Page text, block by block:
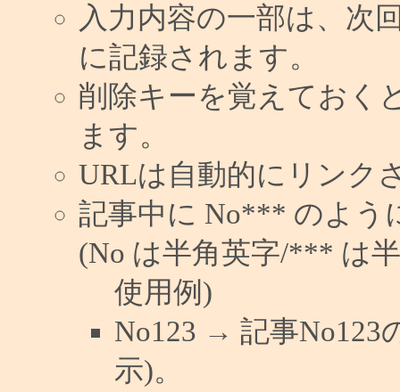
入力内容の一部は、次
に記録されます。
削除キーを覚えておく
ます。
URLは自動的にリンク
記事中に No*** のよう
(No は半角英字/*** は
使用例)
No123 → 記事No123
示)。